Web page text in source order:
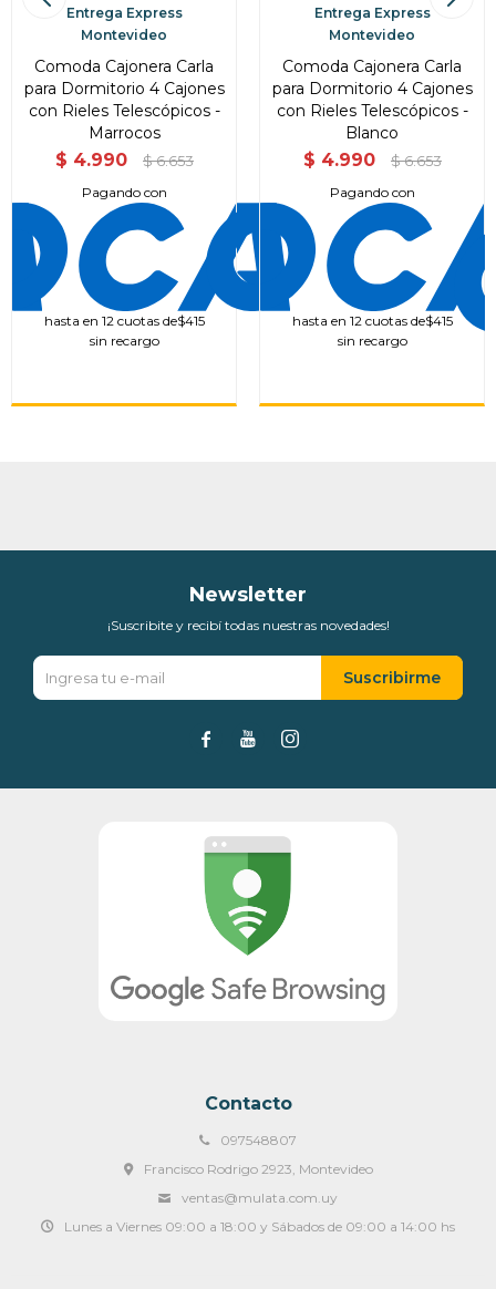
Entrega Express
Montevideo
Comoda Cajonera Carla
para Dormitorio 4 Cajones
con Rieles Telescópicos -
Marrocos
$ 4.990 $ 6.653
Pagando con
hasta en 12 cuotas de$415
sin recargo
Entrega Express
Montevideo
Comoda Cajonera Carla
para Dormitorio 4 Cajones
con Rieles Telescópicos -
Blanco
$ 4.990 $ 6.653
Pagando con
hasta en 12 cuotas de$415
sin recargo
Contacto
097548807
Francisco Rodrigo 2923, Montevideo
ventas@mulata.com.uy
Lunes a Viernes 09:00 a 18:00 y Sábados de 09:00 a 14:00 hs
Newsletter
¡Suscribite y recibí todas nuestras novedades!
Suscribirme
  